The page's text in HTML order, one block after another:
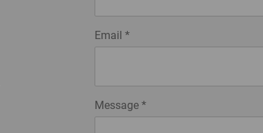
Email *
Message *